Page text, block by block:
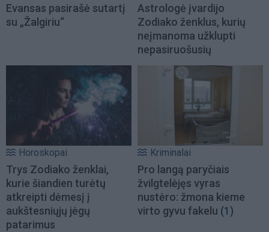
Evansas pasirašė sutartį
su „Žalgiriu“
Astrologė įvardijo
Zodiako ženklus, kurių
neįmanoma užklupti
nepasiruošusių
Horoskopai
Trys Zodiako ženklai,
kurie šiandien turėtų
atkreipti dėmesį į
aukštesniųjų jėgų
patarimus
Kriminalai
Pro langą paryčiais
žvilgtelėjęs vyras
nustėro: žmona kieme
virto gyvu fakelu (1)